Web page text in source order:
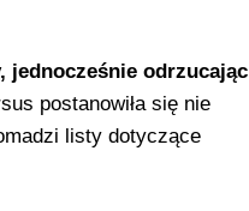
jednocześnie odrzucając
postanowiła się nie
listy dotyczące